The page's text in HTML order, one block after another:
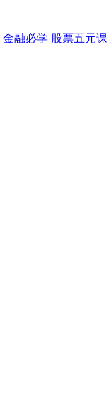
金融必学 股票五元课